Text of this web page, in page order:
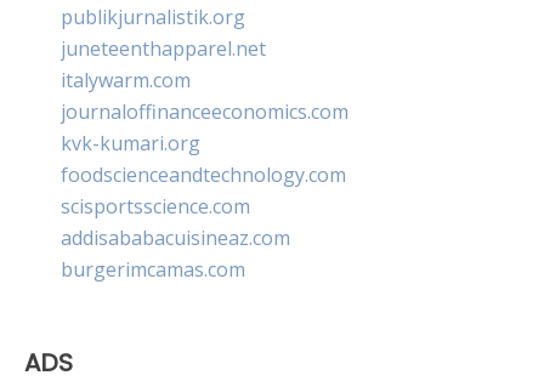
publikjurnalistik.org
juneteenthapparel.net
italywarm.com
journaloffinanceeconomics.com
kvk-kumari.org
foodscienceandtechnology.com
scisportsscience.com
addisababacuisineaz.com
burgerimcamas.com
ADS